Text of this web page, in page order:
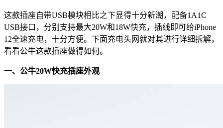
这款插座自带USB模块相比之下显得十分新潮，配备1A1C
USB接口，分别支持最大20W和18W快充，插线即可给iPhone
12全速充电，十分方便。下面充电头网就对其进行详细拆解，
看看公牛这款插座做得如何。
一、公牛20W快充插座外观